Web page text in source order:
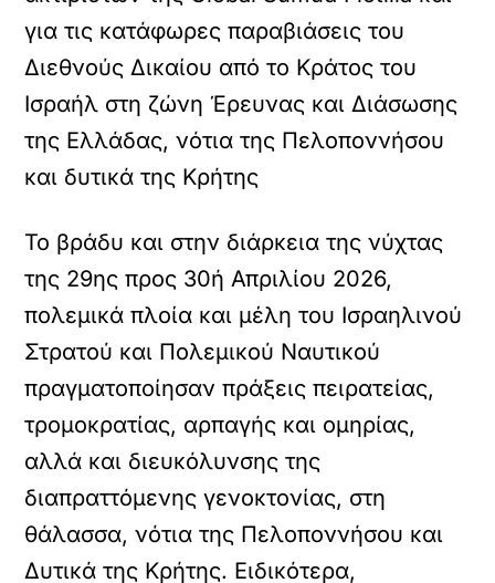
για τις κατάφωρες παραβιάσεις του
Διεθνούς Δικαίου από το Κράτος του
Ισραήλ στη ζώνη Έρευνας και Διάσωσης
της Ελλάδας, νότια της Πελοποννήσου
και δυτικά της Κρήτης
Το βράδυ και στην διάρκεια της νύχτας
της 29ης προς 30ή Απριλίου 2026,
πολεμικά πλοία και μέλη του Ισραηλινού
Στρατού και Πολεμικού Ναυτικού
πραγματοποίησαν πράξεις πειρατείας,
τρομοκρατίας, αρπαγής και ομηρίας,
αλλά και διευκόλυνσης της
διαπραττόμενης γενοκτονίας, στη
θάλασσα, νότια της Πελοποννήσου και
Δυτικά της Κρήτης. Ειδικότερα,